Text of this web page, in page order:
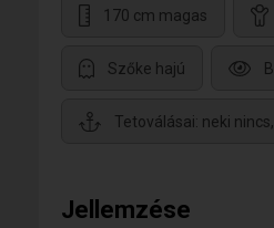
170 cm magas
Szőke hajú
Tetoválásai: neki
Jellemzése